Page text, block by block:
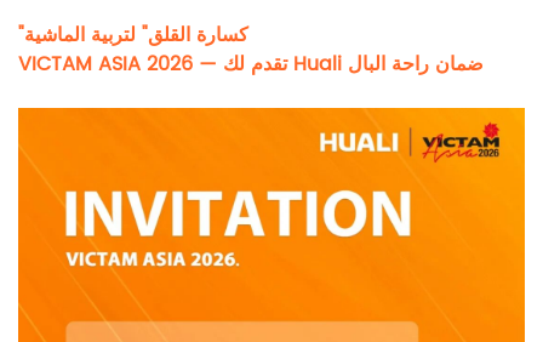
"كسارة القلق" لتربية الماشية
VICTAM ASIA 2026 — تقدم لك Huali ضمان راحة البال